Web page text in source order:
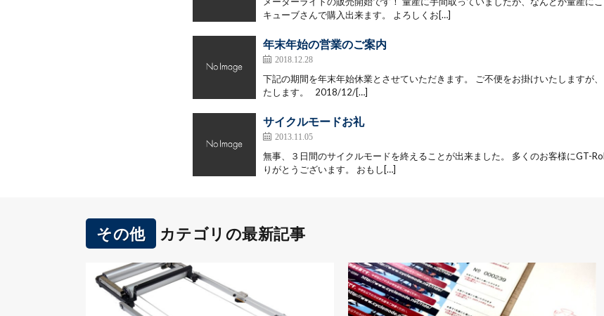
キューブさんで購入出来ます。 よろしくお[…]
年末年始の営業のご案内
2018.12.28
下記の期間を年末年始休業とさせていただきます。 ご不便をお掛けいたしますが
たします。 2018/12/[…]
サイクルモードお礼
2013.11.05
無事、３日間のサイクルモードを終えることが出来ました。 多くのお客様にGT-
りがとうございます。 おもし[…]
その他 カテゴリの最新記事